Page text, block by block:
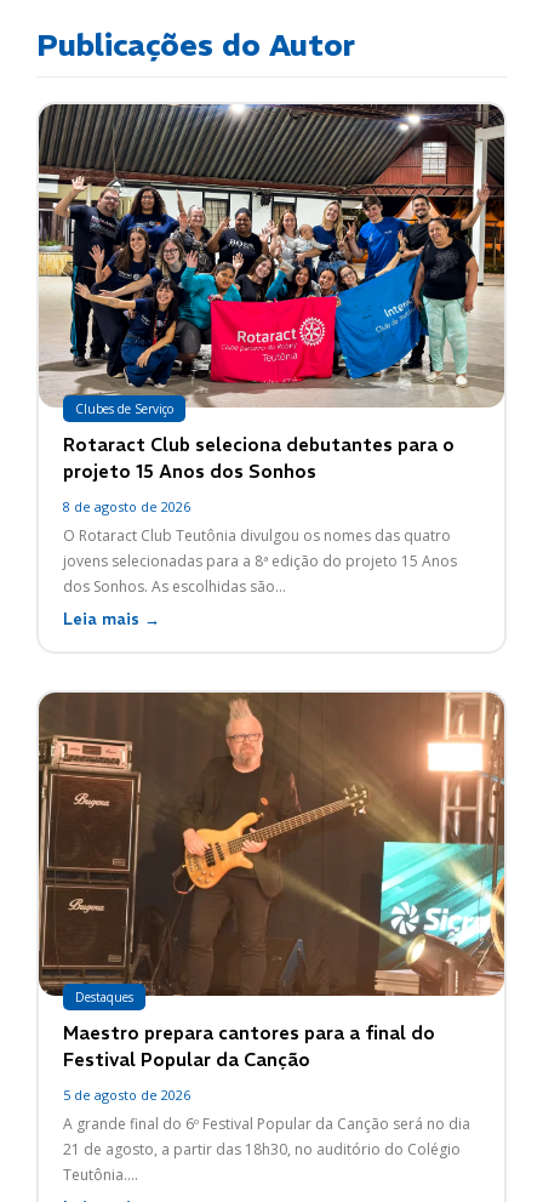
Publicações do Autor
Clubes de Serviço
Rotaract Club seleciona debutantes para o
projeto 15 Anos dos Sonhos
8 de agosto de 2026
O Rotaract Club Teutônia divulgou os nomes das quatro
jovens selecionadas para a 8ª edição do projeto 15 Anos
dos Sonhos. As escolhidas são...
Leia mais →
Destaques
Maestro prepara cantores para a final do
Festival Popular da Canção
5 de agosto de 2026
A grande final do 6º Festival Popular da Canção será no dia
21 de agosto, a partir das 18h30, no auditório do Colégio
Teutônia....